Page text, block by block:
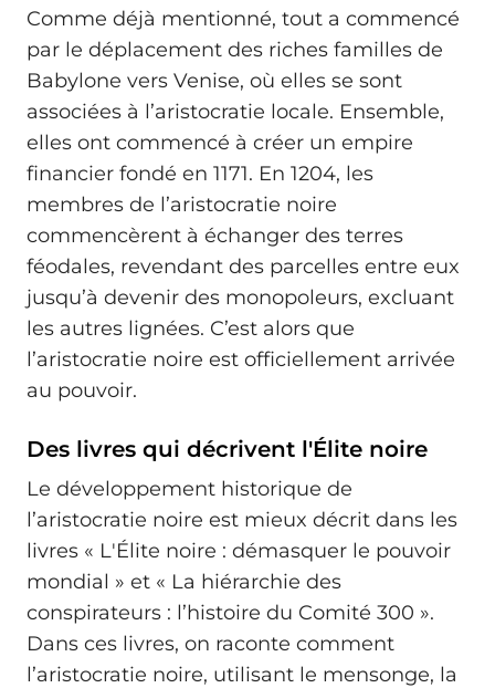
Comme déjà mentionné, tout a commencé
par le déplacement des riches familles de
Babylone vers Venise, où elles se sont
associées à l’aristocratie locale. Ensemble,
elles ont commencé à créer un empire
financier fondé en 1171. En 1204, les
membres de l’aristocratie noire
commencèrent à échanger des terres
féodales, revendant des parcelles entre eux
jusqu’à devenir des monopoleurs, excluant
les autres lignées. C’est alors que
l’aristocratie noire est officiellement arrivée
au pouvoir.
Des livres qui décrivent l'Élite noire
Le développement historique de
l’aristocratie noire est mieux décrit dans les
livres « L'Élite noire : démasquer le pouvoir
mondial » et « La hiérarchie des
conspirateurs : l’histoire du Comité 300 ».
Dans ces livres, on raconte comment
l’aristocratie noire, utilisant le mensonge, la